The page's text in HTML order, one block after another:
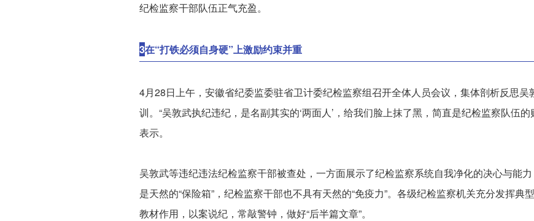
纪检监察干部队伍正气充盈。
3在“打铁必须自身硬”上激励约束并重
4月28日上午，安徽省纪委监委驻省卫计委纪检监察组召开全体人员会议，集体剖析反思吴
训。“吴敦武执纪违纪，是名副其实的‘两面人’，给我们脸上抹了黑，简直是纪检监察队伍
表示。
吴敦武等违纪违法纪检监察干部被查处，一方面展示了纪检监察系统自我净化的决心与能
是天然的“保险箱”，纪检监察干部也不具有天然的“免疫力”。各级纪检监察机关充分发挥典
教材作用，以案说纪，常敲警钟，做好“后半篇文章”。